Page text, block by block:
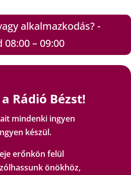
alkalmazkodás? -
08:00 – 09:00
Rádió Bézst!
mindenki ingyen
készül.
erőnkön felül
önökhöz,